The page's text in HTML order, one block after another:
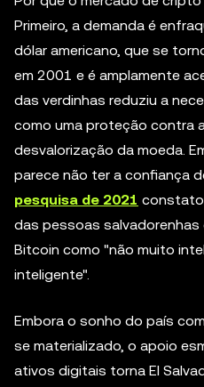
Primeiro, a demanda é
dólar americano, que se
em 2001 e é amplamente
das verdinhas reduziu a
como uma proteção contra
desvalorização da moeda.
parece não ter a confiança
pesquisa de 2021
das pessoas
Bitcoin como "não muito
inteligente".
Embora o sonho do país
se materializado, o apoio
ativos digitais torna El